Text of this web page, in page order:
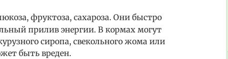
фруктоза, сахароза. Они быстро
прилив энергии. В кормах могут
сиропа, свекольного жома или
быть вреден.